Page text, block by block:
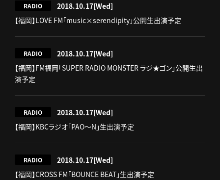
RADIO 2018.10.17[Wed]
【福岡】LOVE FM「music×serendipity」公開生出演予定
RADIO 2018.10.17[Wed]
【福岡】FM福岡「SUPER RADIO MONSTER ラジ★ゴン」公開生出
演予定
RADIO 2018.10.17[Wed]
【福岡】KBCラジオ「PAO～N」生出演予定
RADIO 2018.10.17[Wed]
【福岡】CROSS FM「BOUNCE BEAT」生出演予定